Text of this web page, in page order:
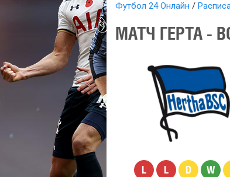
Футбол 24 Онлайн
МАТЧ ГЕРТА -
L L D W